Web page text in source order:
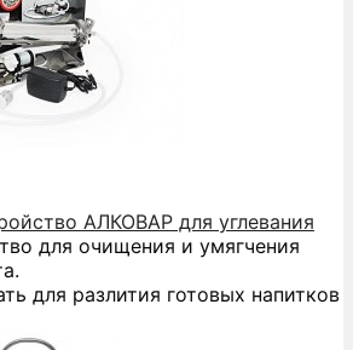
АЛКОВАР для углевания
для очищения и умягчения
для разлития готовых напитков